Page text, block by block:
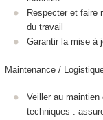
Respecter et faire
du travail
Garantir la mise à
Maintenance /
Veiller au
techniques :